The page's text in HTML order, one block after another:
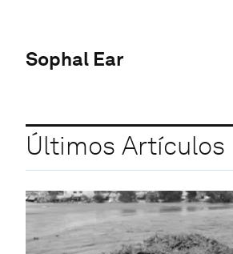
Sophal Ear
Últimos Artículos